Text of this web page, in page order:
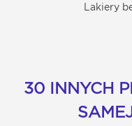
Lakiery
30 INNYCH